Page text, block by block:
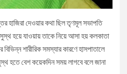
হাজিরা দেওয়ার কথা ছিল তৃণমূল সভাপতি
হয়ে যাওয়ায় তাকে নিয়ে আসা হয় কলকাতা
শারীরিক সমস্যার কারণে হাসপাতালে
হতে বেশ কয়েকদিন সময় লাগবে বলে জানা